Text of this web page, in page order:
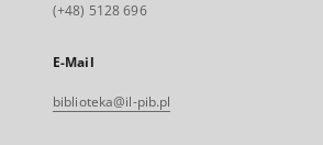
(+48) 5128 696
E-Mail
biblioteka@il-pib.pl